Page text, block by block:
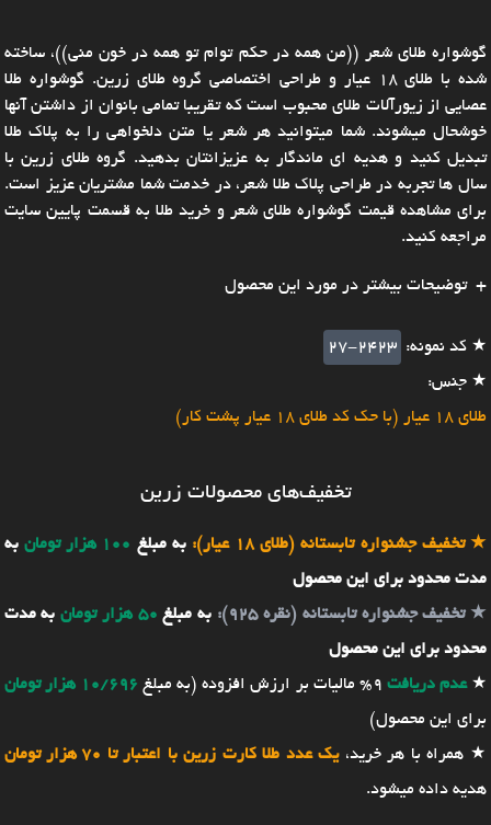
گوشواره طلای شعر ((من همه در حکم توام تو همه در خون منی))، ساخته
شده با طلای 18 عیار و طراحی اختصاصی گروه طلای زرین. گوشواره طلا
عصایی از زیورآلات طلای محبوب است که تقریبا تمامی بانوان از داشتن آنها
خوشحال میشوند. شما میتوانید هر شعر یا متن دلخواهی را به پلاک طلا
تبدیل کنید و هدیه ای ماندگار به عزیزانتان بدهید. گروه طلای زرین با
سال ها تجربه در طراحی پلاک طلا شعر، در خدمت شما مشتریان عزیز است.
برای مشاهده قیمت گوشواره طلای شعر و خرید طلا به قسمت پایین سایت
مراجعه کنید.
توضیحات بیشتر در مورد این محصول
★ کد نمونه: 27-2423
★ جنس:
طلای 18 عیار (با حک کد طلای 18 عیار پشت کار)
تخفیف‌های محصولات زرین
★تخفیف جشنواره تابستانه (طلای 18 عیار): به مبلغ 100 هزار تومان
به
مدت محدود برای این محصول
★تخفیف جشنواره تابستانه (نقره 925): به مبلغ 50 هزار تومان
به مدت
محدود برای این محصول
★عدم دریافت 9% مالیات بر ارزش افزوده (به مبلغ
10/696 هزار تومان
برای این محصول)
★ همراه با هر خرید،یک عدد طلا کارت زرین با اعتبار تا 70 هزار تومان
هدیه داده میشود.